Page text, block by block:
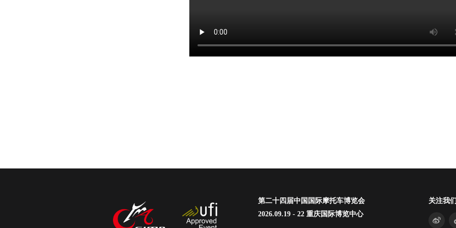
第二十四届中国国际摩托车博览会
2026.09.19 - 22 重庆国际博览中心
关注我